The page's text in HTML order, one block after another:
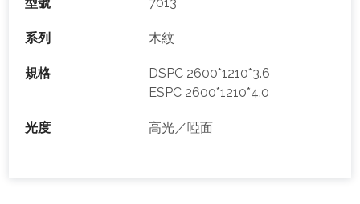
系列 木紋
規格
DSPC 2600*1210*3.6
ESPC 2600*1210*4.0
光度 高光／啞面